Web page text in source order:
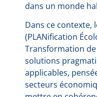
dans un monde
Dans ce contexte,
(PLANification
Transformation de
solutions
applicables,
secteurs